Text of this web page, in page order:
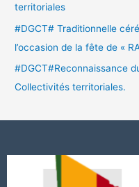
territoriales
#DGCT# Traditionnelle
l’occasion de la fête de «
#DGCT#Reconnaissance
Collectivités territoriales.